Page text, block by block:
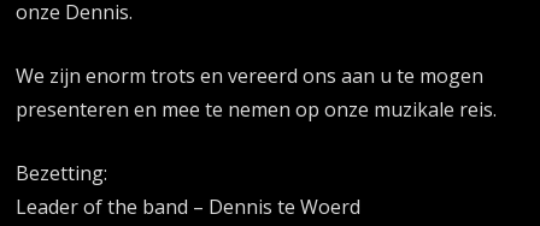
onze Dennis.
We zijn enorm trots en vereerd ons aan u te mogen
presenteren en mee te nemen op onze muzikale reis.
Bezetting:
Leader of the band – Dennis te Woerd